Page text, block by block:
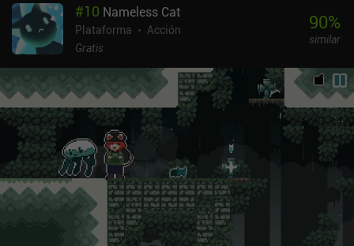
#10 Nameless Cat
Plataforma
Acción
Gratis
90%
similar